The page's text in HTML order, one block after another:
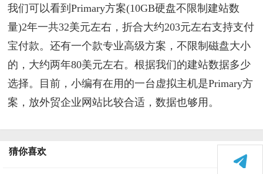
我们可以看到Primary方案(10GB硬盘不限制建站数
量)2年一共32美元左右，折合大约203元左右支持支付
宝付款。还有一个款专业高级方案，不限制磁盘大小
的，大约两年80美元左右。根据我们的建站数据多少
选择。目前，小编有在用的一台虚拟主机是Primary方
案，放外贸企业网站比较合适，数据也够用。
猜你喜欢